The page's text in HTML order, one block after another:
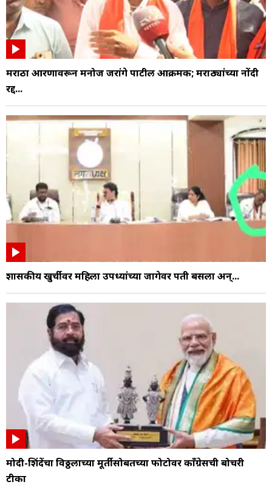
मराठा आरक्षणावरून मनोज जरांगे पाटील आक्रमक; मराठ्यांच्या नोंदी
रद्द...
शासकीय खुर्चीवर महिला उपध्यक्षांच्या जागेवर पती बसला अन्...
मोदी-शिंदेंचा विठ्ठलाच्या मूर्तीसोबतच्या फोटोवर काँग्रेसची बोचरी
टीका